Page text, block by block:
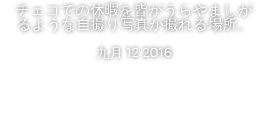
チェコでの休暇を皆がうらやましが
るような自撮り写真が撮れる場所。
九月 12 2016